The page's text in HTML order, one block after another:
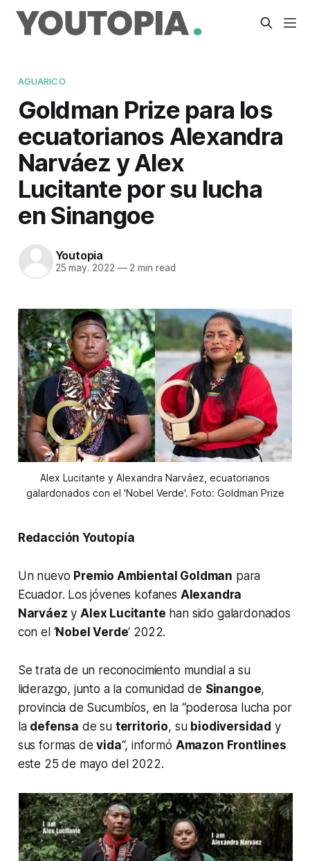
AGUARICO
Goldman Prize para los
ecuatorianos Alexandra
Narváez y Alex
Lucitante por su lucha
en Sinangoe
Youtopia
25 may. 2022 —2 min read
Alex Lucitante y Alexandra Narváez, ecuatorianos
galardonados con el 'Nobel Verde'. Foto: Goldman Prize
Redacción Youtopía
Un nuevo Premio Ambiental Goldman para
Ecuador. Los jóvenes kofanes Alexandra
Narváez yAlex Lucitante han sido galardonados
con el ‘Nobel Verde‘ 2022.
Se trata de un reconocimiento mundial a su
liderazgo, junto a la comunidad de Sinangoe,
provincia de Sucumbíos, en la “poderosa lucha por
la defensa de su territorio, su biodiversidad y
sus formas devida“, informó Amazon Frontlines
este 25 de mayo del 2022.